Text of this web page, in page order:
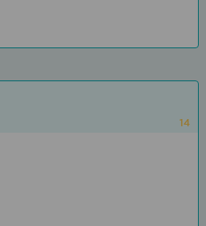
14